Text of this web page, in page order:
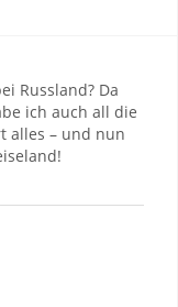
Russland? Da
ich auch all die
alles – und nun